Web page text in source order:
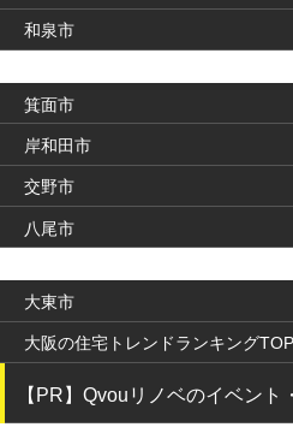
和泉市
箕面市
岸和田市
交野市
八尾市
大東市
大阪の住宅トレンドランキング
【PR】Qvouリノベのイベント